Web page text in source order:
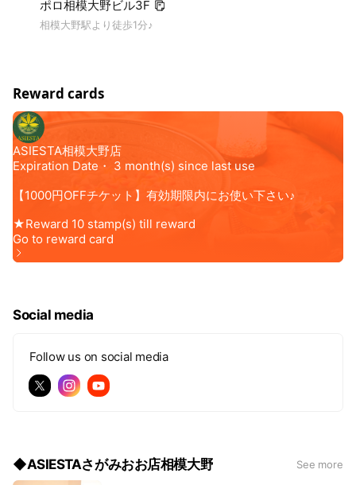
ポロ相模大野ビル3F
相模大野駅より徒歩1分♪
Reward cards
Social media
Follow us on social media
◆ASIESTAさがみおお店相模大野 See more